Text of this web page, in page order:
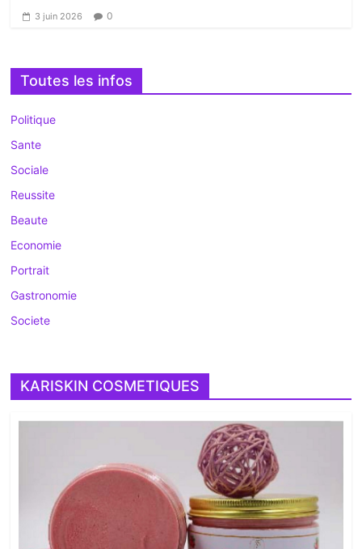
3 juin 2026 0
Toutes les infos
Politique
Sante
Sociale
Reussite
Beaute
Economie
Portrait
Gastronomie
Societe
KARISKIN COSMETIQUES